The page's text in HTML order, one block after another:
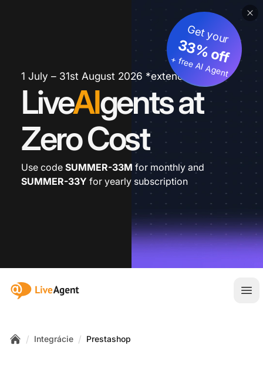
1 July – 31st August 2026 *extended
LiveAIgents at
Zero Cost
Get your
33% off
+ free AI Agent
Use code SUMMER-33M for monthly and
SUMMER-33Y for yearly subscription
:site.title
/ Integrácie / Prestashop